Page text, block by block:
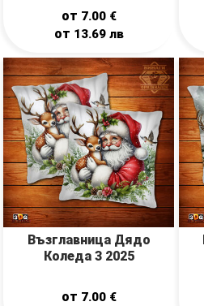
от 7.00 €
от 13.69 лв
Възглавница Дядо
Коледа 3 2025
от 7.00 €